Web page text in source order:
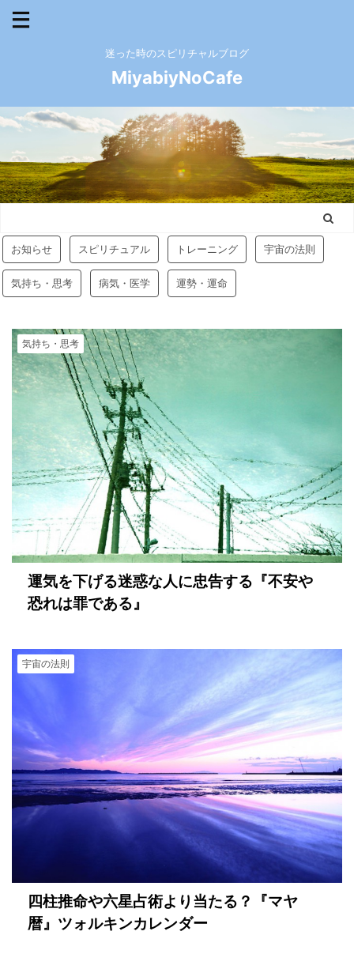
迷った時のスピリチャルブログ
MiyabiyNoCafe
お知らせ スピリチュアル トレーニング 宇宙の法則
気持ち・思考 病気・医学 運勢・運命
気持ち・思考
運気を下げる迷惑な人に忠告する『不安や
恐れは罪である』
宇宙の法則
四柱推命や六星占術より当たる？『マヤ
暦』ツォルキンカレンダー